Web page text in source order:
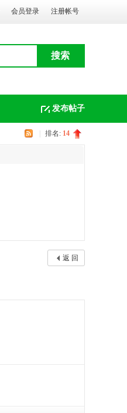
会员登录 注册帐号
搜索
发布帖子
排名: 14
返 回